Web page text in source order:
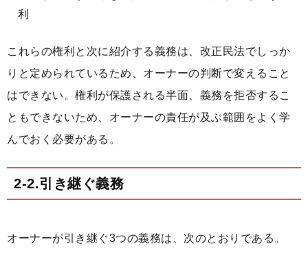
利
これらの権利と次に紹介する義務は、改正民法でしっか
りと定められているため、オーナーの判断で変えること
はできない。権利が保護される半面、義務を拒否するこ
ともできないため、オーナーの責任が及ぶ範囲をよく学
んでおく必要がある。
2-2.引き継ぐ義務
オーナーが引き継ぐ3つの義務は、次のとおりである。